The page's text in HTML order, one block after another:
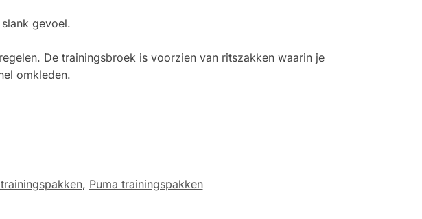
gevoel.
De trainingsbroek is voorzien van ritszakken waarin je
omkleden.
, Puma trainingspakken